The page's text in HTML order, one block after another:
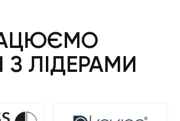
З ЛІДЕРАМИ